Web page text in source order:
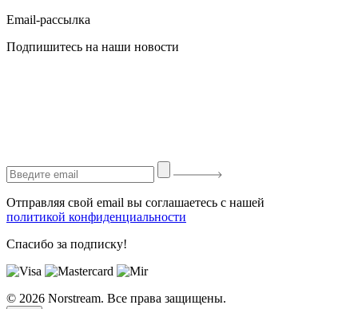
Email-рассылка
Подпишитесь на наши новости
Отправляя свой email вы соглашаетесь с нашей
политикой конфиденциальности
Спасибо за подписку!
© 2026 Norstream. Все права защищены.